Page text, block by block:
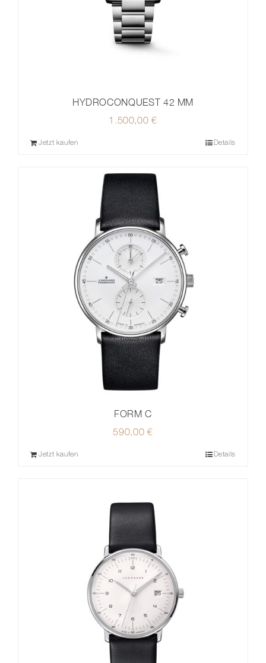
HYDROCONQUEST 42 MM
1.500,00€
Jetzt kaufen Details
FORM C
590,00 €
Jetzt kaufen Details